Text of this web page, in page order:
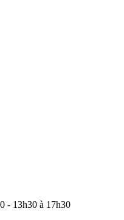
- 13h30 à 17h30